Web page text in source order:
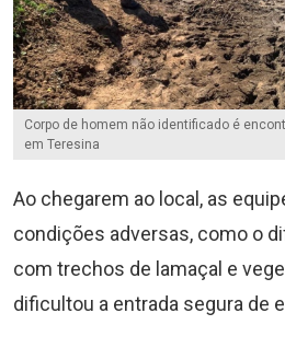
Corpo de homem não identificado é
em Teresina
Ao chegarem ao local, as
condições adversas, como o
com trechos de lamaçal e
dificultou a entrada segura de